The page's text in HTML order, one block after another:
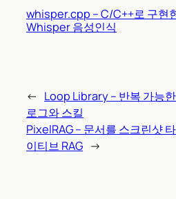
whisper.cpp – C/C++로 구현
Whisper 음성인식
← Loop Library – 반복 가능
로그와 스킬
PixelRAG – 문서를 스크린샷
이티브 RAG →